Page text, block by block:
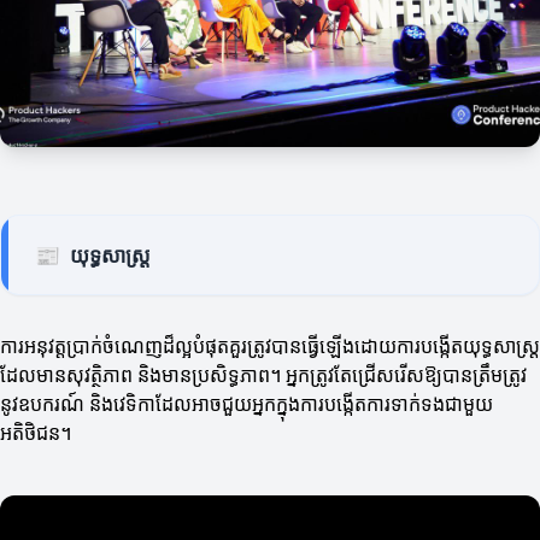
📰 យុទ្ធសាស្ត្រ
ការអនុវត្តប្រាក់ចំណេញដ៏ល្អបំផុតគួរត្រូវបានធ្វើឡើងដោយការបង្កើតយុទ្ធសាស្ត្រ
ដែលមានសុវត្ថិភាព និងមានប្រសិទ្ធភាព។ អ្នកត្រូវតែជ្រើសរើសឱ្យបានត្រឹមត្រូវ
នូវឧបករណ៍ និងវេទិកាដែលអាចជួយអ្នកក្នុងការបង្កើតការទាក់ទងជាមួយ
អតិថិជន។